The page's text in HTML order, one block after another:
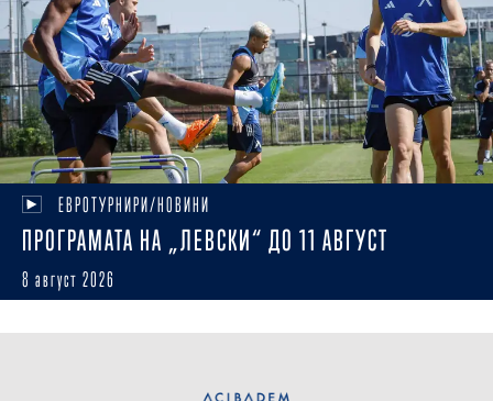
ЕВРОТУРНИРИ/НОВИНИ
ПРОГРАМАТА НА „ЛЕВСКИ“ ДО 11 АВГУСТ
8 август 2026